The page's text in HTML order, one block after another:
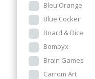
Bleu Orange
Blue Cocker
Board & Dice
Bombyx
Brain Games
Carrom Art